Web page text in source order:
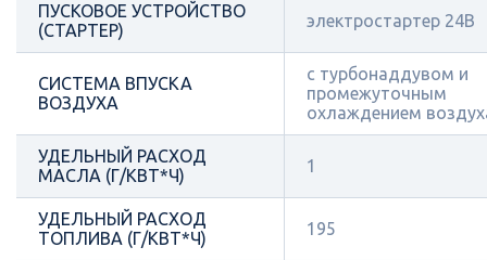
ПУСКОВОЕ УСТРОЙСТВО
(СТАРТЕР)
электростартер 24В
СИСТЕМА ВПУСКА
ВОЗДУХА
с турбонаддувом и
промежуточным
охлаждением
УДЕЛЬНЫЙ РАСХОД
МАСЛА (Г/КВТ*Ч)
1
УДЕЛЬНЫЙ РАСХОД
ТОПЛИВА (Г/КВТ*Ч)
195